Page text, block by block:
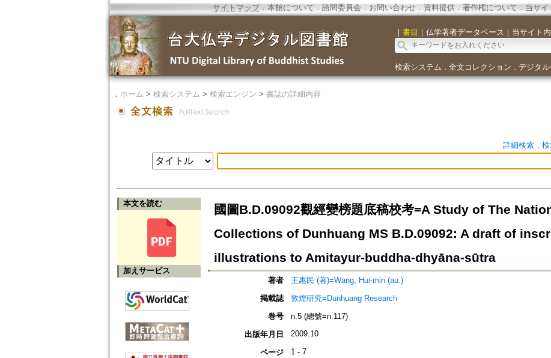
サイトマップ．本館について ． 諮問委員会． お問い合わせ． 資料提供． 著作権について．当サイ
｜ 書目 ｜ 仏学著者データベース ｜ 当サイト内
検索システム ． 全文コレクション ． デジタ
． ホーム > 検索システム > 検索エンジン > 書誌の詳細内容
詳細検索．
本文を読む
加えサービス
國圖B.D.09092觀經變榜題底稿校考=A Study of The
Collections of Dunhuang MS B.D.09092: A draft of
illustrations to Amitayur-buddha-dhyāna-sūtra
著者
王惠民 (著)=Wang, Hui-min (au.)
掲載誌
敦煌研究=Dunhuang Research
巻号
n.5 (總號=n.117)
出版年月日
2009.10
ページ 1 - 7